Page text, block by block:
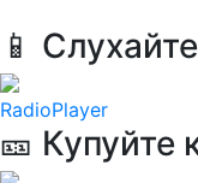
📱
RadioPlayer
🎫 Купуйте